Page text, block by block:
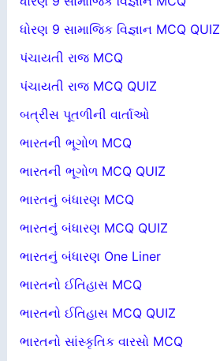
ધોરણ 9 સામાજિક વિજ્ઞાન MCQ QUIZ
પંચાયતી રાજ MCQ
પંચાયતી રાજ MCQ QUIZ
બત્રીસ પૂતળીની વાર્તાઓ
ભારતની ભૂગોળ MCQ
ભારતની ભૂગોળ MCQ QUIZ
ભારતનું બંધારણ MCQ
ભારતનું બંધારણ MCQ QUIZ
ભારતનું બંધારણ One Liner
ભારતનો ઈતિહાસ MCQ
ભારતનો ઈતિહાસ MCQ QUIZ
ભારતનો સાંસ્કૃતિક વારસો MCQ